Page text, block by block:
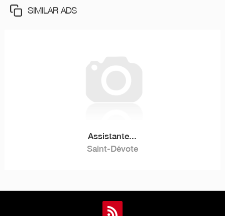
SIMILAR ADS
Assistante...
Saint-Dévote